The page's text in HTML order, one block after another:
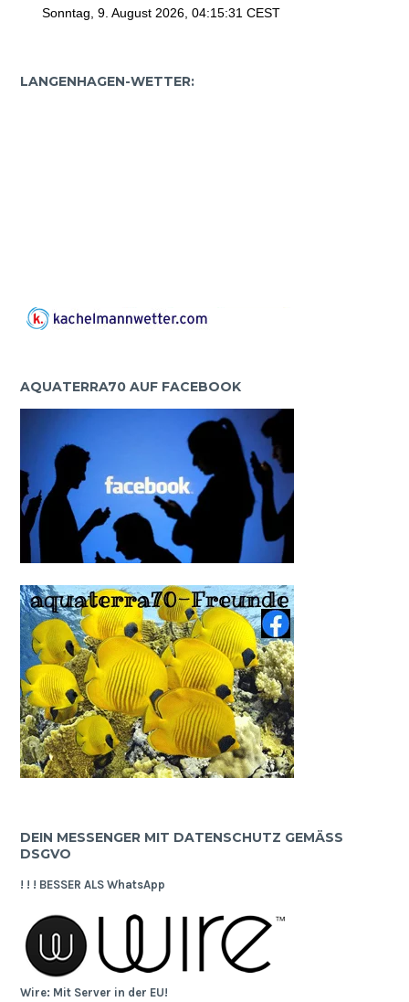
LANGENHAGEN-WETTER:
AQUATERRA70 AUF FACEBOOK
DEIN MESSENGER MIT DATENSCHUTZ GEMÄSS D
SGVO
! ! ! BESSER ALS WhatsApp
Wire: Mit Server in der EU!